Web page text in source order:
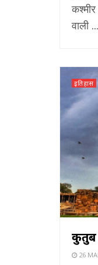
वाली ...
इतिहास
कुतुब
26